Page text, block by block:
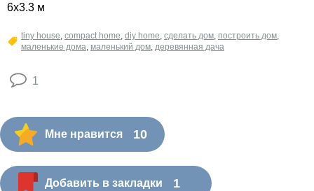
6х3.3 м
tiny house compact home diy home сделать дом построить дом
маленькие дома маленький дом деревянная дача
1
Мне нравится 10
Добавить в закладки 1